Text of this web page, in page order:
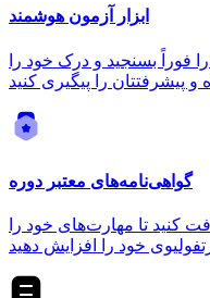
ابزار آزمون هوشمند
فوراً بسنجید و درک خود را
گواهی‌نامه‌های معتبر دوره
کنید تا مهارت‌های خود را